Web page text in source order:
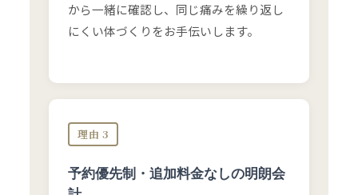
から一緒に確認し、同じ痛みを繰り返し
にくい体づくりをお手伝いします。
理由 3
予約優先制・追加料金なしの明朗会